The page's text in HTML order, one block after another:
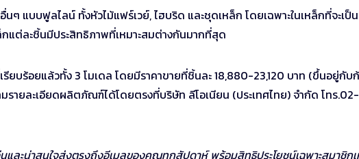
ๆ แบบฟูลไลน์ ทั้งหัวไม้แฟร์เวย์, ไฮบริด และชุดเหล็ก โดยเฉพาะในเหล็กที่จะเป็
กแต่ละชิ้นมีประสิทธิภาพที่เหมาะสมต่างกันมากที่สุด
รียบร้อยแล้วทั้ง 3 โมเดล โดยมีราคาขายที่ชิ้นละ 18,880-23,120 บาท (ขึ้นอยู่กับ
ายละเอียดผลิตภัณฑ์ได้โดยตรงที่บริษัท ลีโอเนียน (ประเทศไทย) จำกัด โทร.02-
และน่าสนใจส่งตรงถึงอีเมลของคุณทุกสัปดาห์ พร้อมสิทธิประโยชน์เฉพาะสมาชิก